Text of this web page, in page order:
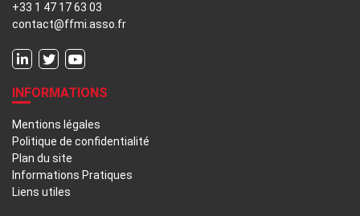
+33 1 47 17 63 03
contact@ffmi.asso.fr
INFORMATIONS
Mentions légales
Politique de confidentialité
Plan du site
Informations Pratiques
Liens utiles